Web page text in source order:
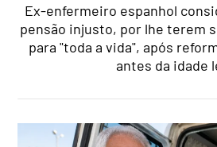
Ex-enfermeiro espanhol
pensão injusto, por lhe terem
para "toda a vida", após
antes da idade